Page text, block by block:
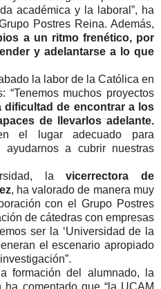
académica y la laboral”, ha
Postres Reina. Además,
a un ritmo frenético, por
y adelantarse a lo que
la labor de la Católica en
“Tenemos muchos proyectos
dificultad de encontrar a los
de llevarlos adelante.
el lugar adecuado para
a cubrir nuestras
lavicerrectora de
, ha valorado de manera muy
con el Grupo Postres
de cátedras con empresas
ser la ‘Universidad de la
el escenario apropiado
formación del alumnado, la